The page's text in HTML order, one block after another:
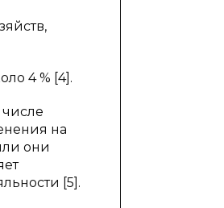
4 % [4].
на
они
[5].